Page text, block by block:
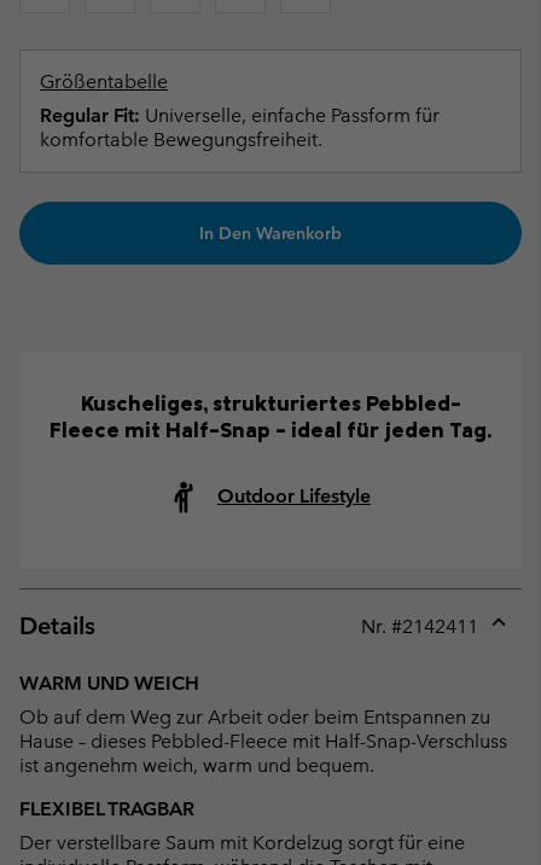
Größentabelle
Regular Fit: Universelle, einfache Passform für
komfortable Bewegungsfreiheit.
In Den Warenkorb
Kuscheliges, strukturiertes Pebbled-
Fleece mit Half-Snap – ideal für jeden Tag.
Outdoor Lifestyle
Details Nr. #2142411
WARM UND WEICH
Ob auf dem Weg zur Arbeit oder beim Entspannen zu
Hause – dieses Pebbled-Fleece mit Half-Snap-Verschluss
ist angenehm weich, warm und bequem.
FLEXIBEL TRAGBAR
Der verstellbare Saum mit Kordelzug sorgt für eine